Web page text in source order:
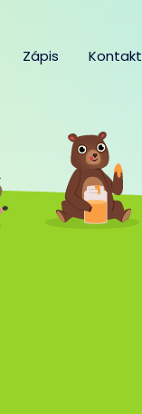
Zápis Kontakt